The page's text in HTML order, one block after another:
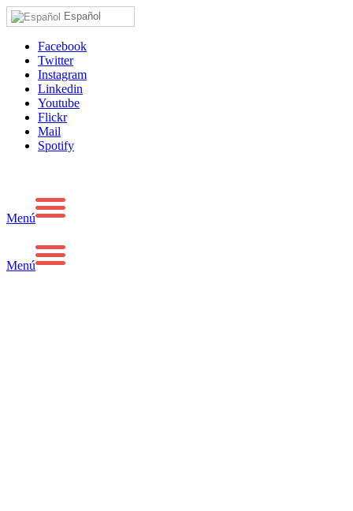
Español
Facebook
Twitter
Instagram
Linkedin
Youtube
Flickr
Mail
Spotify
Menú
Menú